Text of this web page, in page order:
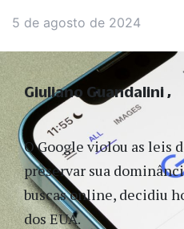
5 de agosto de 2024
O Google violou as leis
preservar sua
buscas online, decidiu
dos EUA.
Giuliano Guandalini